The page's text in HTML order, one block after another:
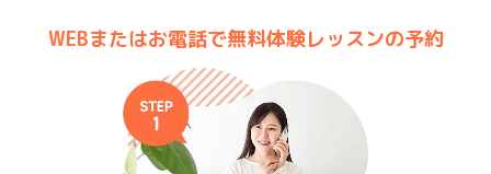
WEBまたはお電話で無料体験レッスンの予約